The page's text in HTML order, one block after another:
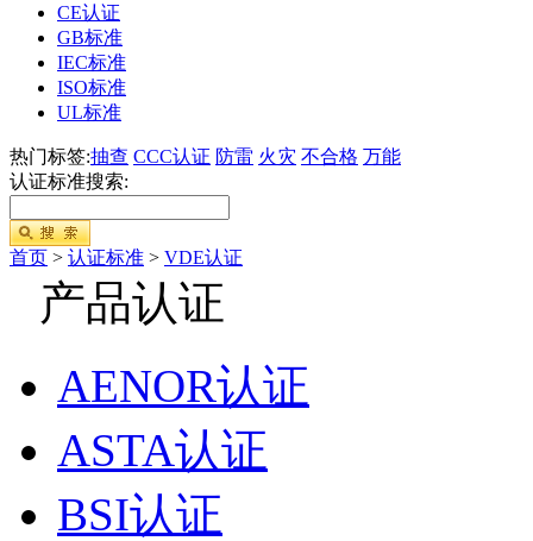
CE认证
GB标准
IEC标准
ISO标准
UL标准
热门标签:抽查 CCC认证 防雷 火灾 不合格 万能
认证标准搜索:
首页 > 认证标准 > VDE认证
产品认证
AENOR认证
ASTA认证
BSI认证